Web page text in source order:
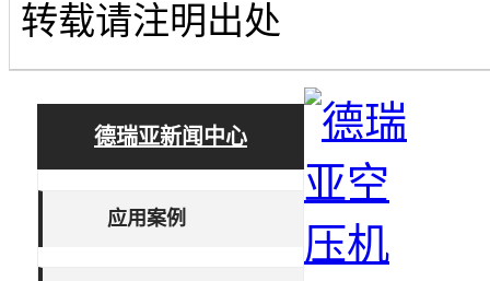
转载请注明出处
德瑞亚新闻中心
应用案例